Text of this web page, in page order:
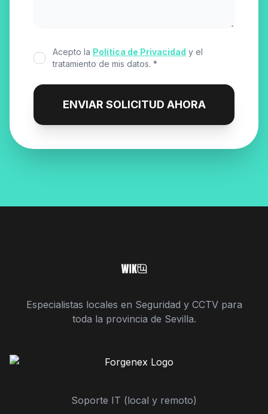
Acepto la Política de Privacidad y el
tratamiento de mis datos. *
ENVIAR SOLICITUD AHORA
Especialistas locales en Seguridad y CCTV para
toda la provincia de Sevilla.
Soporte IT (local y remoto)